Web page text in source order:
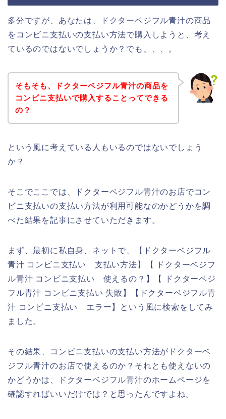
多分ですが、あなたは、ドクターベジフル青汁の商品
をコンビニ支払いの支払い方法で購入しようと、考え
ているのではないでしょうか？でも、、、。
そもそも、ドクターベジフル青汁の商品を
コンビニ支払いで購入することってできる
の？
という風に考えている人もいるのではないでしょう
か？
そこでここでは、ドクターベジフル青汁のお店でコン
ビニ支払いの支払い方法が利用可能なのかどうかを調
べた結果を記事にさせていただきます。
まず、最初に私自身、ネットで、【ドクターベジフル
青汁 コンビニ支払い 支払い方法】【 ドクターベジフ
ル青汁 コンビニ支払い 使えるの？】【 ドクターベジ
フル青汁 コンビニ支払い 失敗】【ドクターベジフル青
汁 コンビニ支払い エラー】という風に検索をしてみ
ました。
その結果、コンビニ支払いの支払い方法がドクターベ
ジフル青汁のお店で使えるのか？それとも使えないの
かどうかは、ドクターベジフル青汁のホームページを
確認すればいいだけでは？と思ったんですよね。